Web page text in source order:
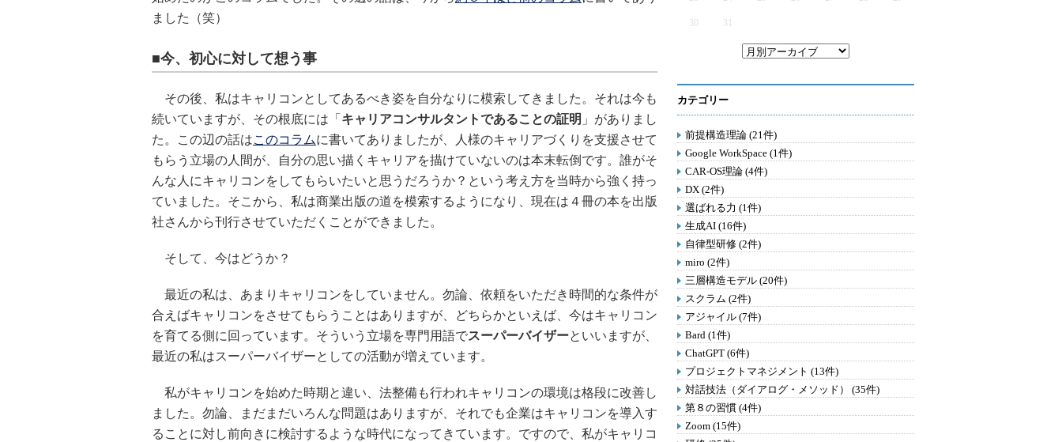
ました（笑）
■今、初心に対して想う事
その後、私はキャリコンとしてあるべき姿を自分なりに模索してきました。それは今も
続いていますが、その根底には「 キャリアコンサルタントであることの証明 」がありまし
た。この辺の話はこのコラムに書いてありましたが、人様のキャリアづくりを支援させて
もらう立場の人間が、自分の思い描くキャリアを描けていないのは本末転倒です。誰がそ
んな人にキャリコンをしてもらいたいと思うだろうか？という考え方を当時から強く持っ
ていました。そこから、私は商業出版の道を模索するようになり、現在は４冊の本を出版
社さんから刊行させていただくことができました。
そして、今はどうか？
最近の私は、あまりキャリコンをしていません。勿論、依頼をいただき時間的な条件が
合えばキャリコンをさせてもらうことはありますが、どちらかといえば、今はキャリコン
を育てる側に回っています。そういう立場を専門用語でスーパーバイザーといいますが、
最近の私はスーパーバイザーとしての活動が増えています。
私がキャリコンを始めた時期と違い、法整備も行われキャリコンの環境は格段に改善し
ました。勿論、まだまだいろんな問題はありますが、それでも企業はキャリコンを導入す
ることに対し前向きに検討するような時代になってきています。ですので、私がキャリコ
30 31
カテゴリー
前提構造理論 (21件)
Google WorkSpace (1件)
CAR-OS理論 (4件)
DX (2件)
選ばれる力 (1件)
生成AI (16件)
自律型研修 (2件)
miro (2件)
三層構造モデル (20件)
スクラム (2件)
アジャイル (7件)
Bard (1件)
ChatGPT (6件)
プロジェクトマネジメント (13件)
対話技法（ダイアログ・メソッド） (35件)
第８の習慣 (4件)
Zoom (15件)